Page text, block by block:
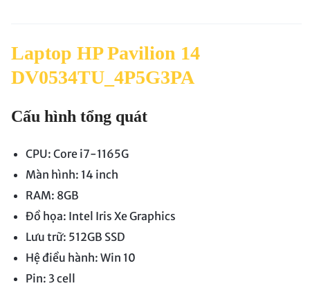
Laptop HP Pavilion 14
DV0534TU_4P5G3PA
Cấu hình tổng quát
CPU: Core i7-1165G
Màn hình: 14 inch
RAM: 8GB
Đồ họa: Intel Iris Xe Graphics
Lưu trữ: 512GB SSD
Hệ điều hành: Win 10
Pin: 3 cell